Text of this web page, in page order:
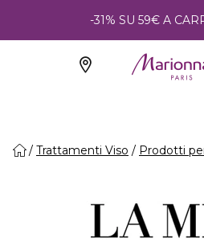
-31% SU 59€ A
Trattamenti Viso Prodotti